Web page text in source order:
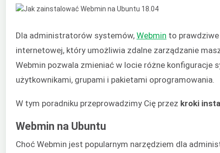
Dla administratorów systemów, Webmin to
internetowej, który umożliwia zdalne zarządzanie
Webmin pozwala zmieniać w locie różne konfiguracje
użytkownikami, grupami i pakietami oprogramowania.
W tym poradniku przeprowadzimy Cię przez kroki
Webmin na Ubuntu
Choć Webmin jest popularnym narzędziem dla